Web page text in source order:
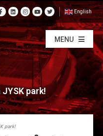
English
MENU
JYSK park!
park!